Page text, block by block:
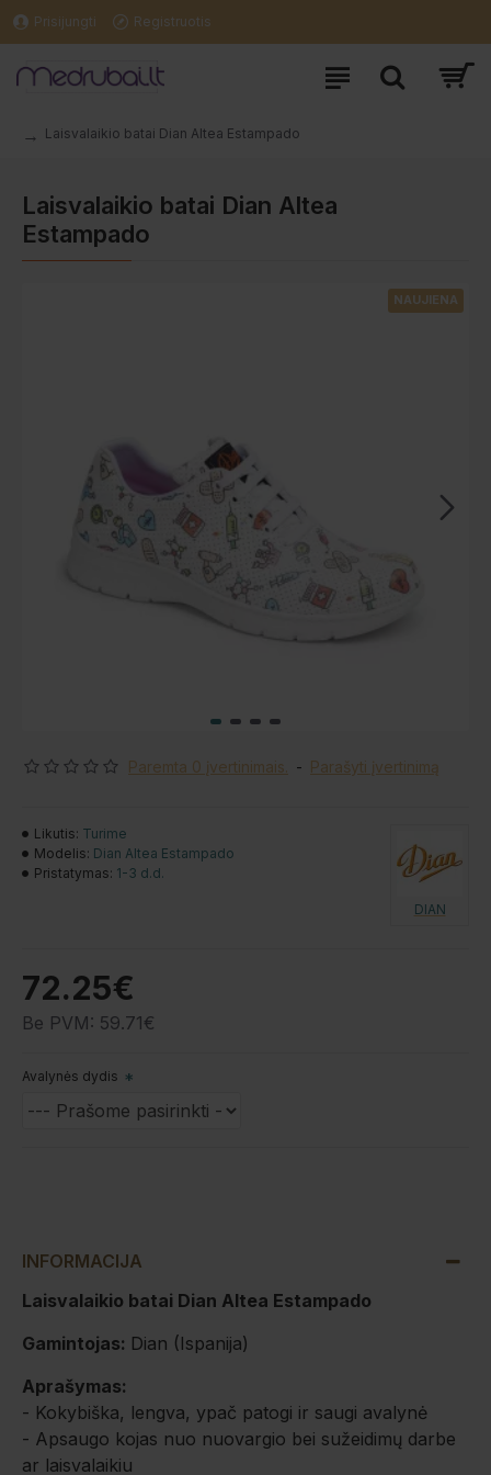
Prisijungti Registruotis
Laisvalaikio batai Dian Altea Estampado
Laisvalaikio batai Dian Altea
Estampado
NAUJIENA
Paremta 0 įvertinimais. - Parašyti įvertinimą
72.25€
Be PVM: 59.71€
Likutis: Turime
Modelis: Dian Altea Estampado
Pristatymas: 1-3 d.d.
DIAN
Avalynės dydis
INFORMACIJA
Laisvalaikio batai Dian Altea Estampado
Gamintojas: Dian (Ispanija)
Aprašymas:
- Kokybiška, lengva, ypač patogi ir saugi avalynė
- Apsaugo kojas nuo nuovargio bei sužeidimų darbe
ar laisvalaikiu